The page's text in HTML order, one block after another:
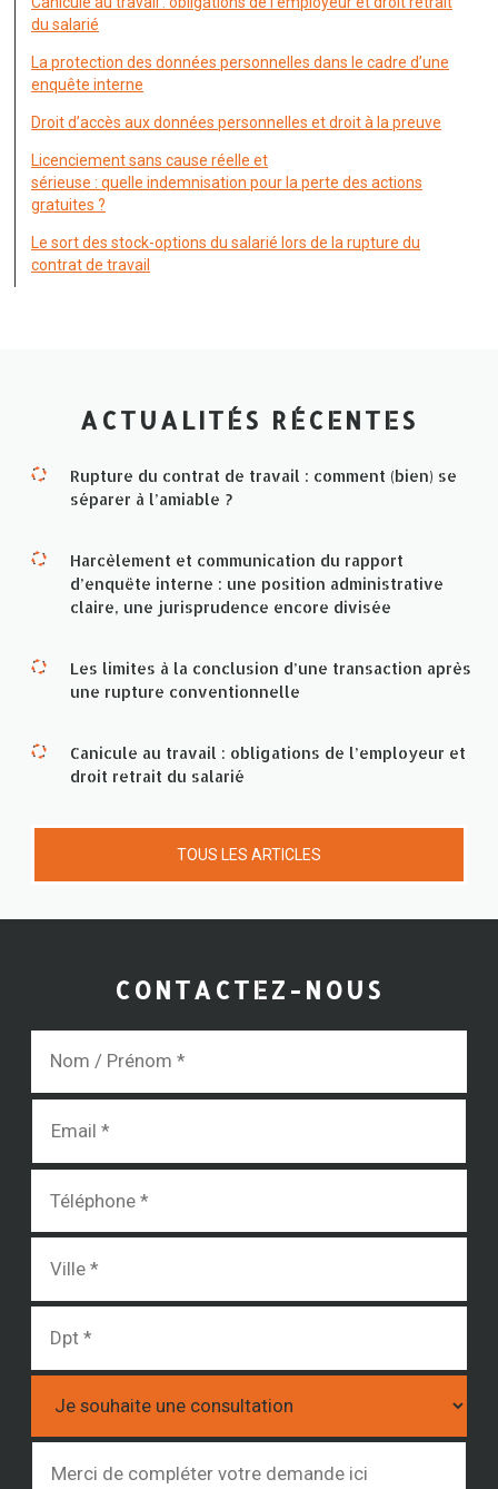
du salarié
La protection des données personnelles dans le cadre d’une
enquête interne
Droit d’accès aux données personnelles et droit à la preuve
Licenciement sans cause réelle et
sérieuse : quelle indemnisation pour la perte des actions
gratuites ?
Le sort des stock-options du salarié lors de la rupture du
contrat de travail
ACTUALITÉS RÉCENTES
Rupture du contrat de travail : comment (bien) se
séparer à l’amiable ?
Harcèlement et communication du rapport
d’enquête interne : une position administrative
claire, une jurisprudence encore divisée
Les limites à la conclusion d’une transaction après
une rupture conventionnelle
Canicule au travail : obligations de l’employeur et
droit retrait du salarié
TOUS LES ARTICLES
CONTACTEZ-NOUS